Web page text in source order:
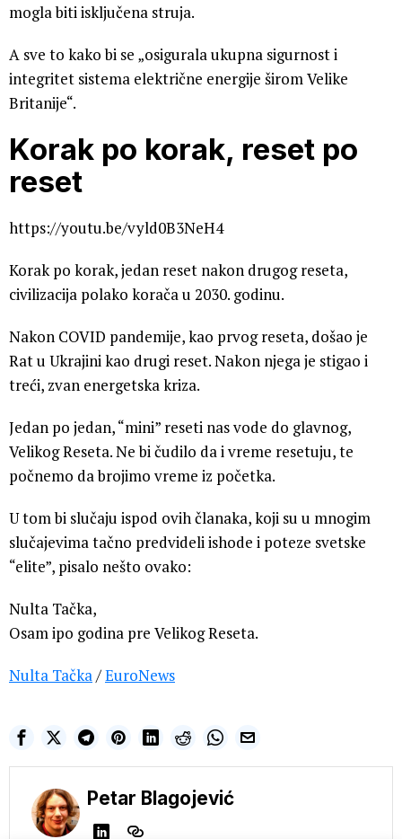
mogla biti isključena struja.
A sve to kako bi se „osigurala ukupna sigurnost i
integritet sistema električne energije širom Velike
Britanije“.
Korak po korak, reset po
reset
https://youtu.be/vyld0B3NeH4
Korak po korak, jedan reset nakon drugog reseta,
civilizacija polako korača u 2030. godinu.
Nakon COVID pandemije, kao prvog reseta, došao je
Rat u Ukrajini kao drugi reset. Nakon njega je stigao i
treći, zvan energetska kriza.
Jedan po jedan, “mini” reseti nas vode do glavnog,
Velikog Reseta. Ne bi čudilo da i vreme resetuju, te
počnemo da brojimo vreme iz početka.
U tom bi slučaju ispod ovih članaka, koji su u mnogim
slučajevima tačno predvideli ishode i poteze svetske
“elite”, pisalo nešto ovako:
Nulta Tačka,
Osam ipo godina pre Velikog Reseta.
Nulta Tačka/EuroNews
Petar Blagojević